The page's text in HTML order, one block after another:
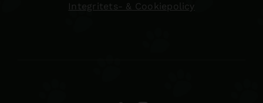
Integritets- & Cookiepolicy